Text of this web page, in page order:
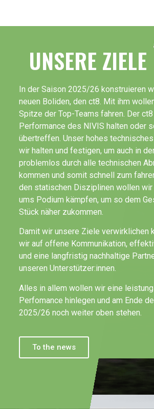
UNSERE ZIELE
In der Saison 2025/26 konstruieren
neuen Boliden, den ct8. Mit ihm
Spitze der Top-Teams fahren. Der
Performance des NIVIS halten oder
übertreffen. Unser hohes
wir halten und festigen, um auch in
problemlos durch alle technischen
kommen und somit schnell zum
den statischen Disziplinen wollen wir
ums Podium kämpfen, um so dem
Stück näher zukommen.
Damit wir unsere Ziele verwirklichen
wir auf offene Kommunikation,
und eine langfristig nachhaltige
unseren Unterstützer:innen.
Alles in allem wollen wir eine
Perfomance hinlegen und am Ende
2025/26 noch weiter oben stehen.
To the news